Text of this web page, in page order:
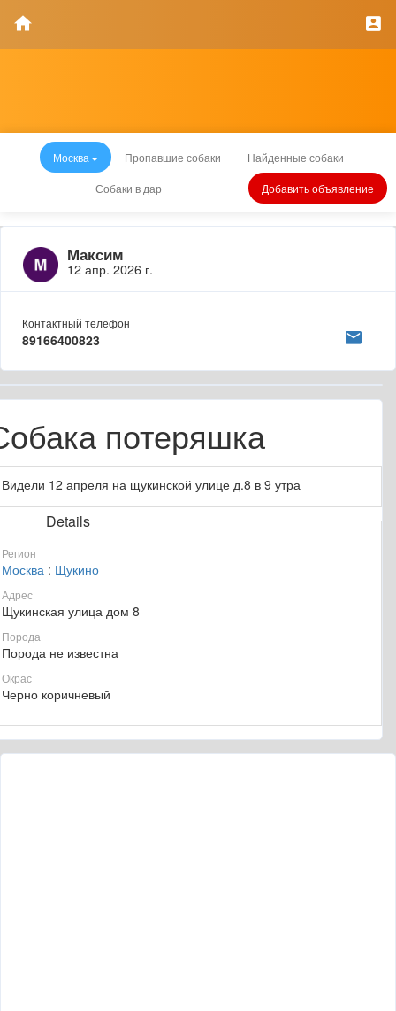
Москва Пропавшие собаки Найденные собаки
Собаки в дар Добавить объявление
Максим
12 апр. 2026 г.
Контактный телефон
89166400823
потеряшка
Видели 12 апреля на щукинской улице д.8 в 9 утра
Details
Регион
Москва : Щукино
Адрес
Щукинская улица дом 8
Порода
Порода не известна
Окрас
Черно коричневый